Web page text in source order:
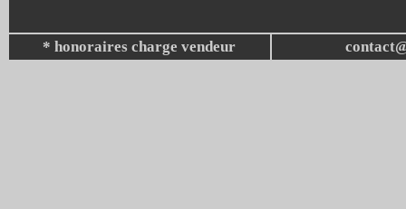
* honoraires charge vendeur